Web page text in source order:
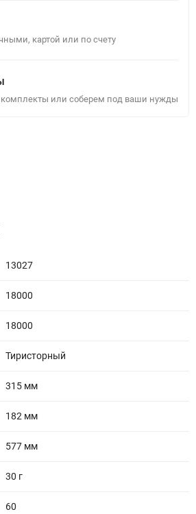
картой или по счету
комплекты или соберем под ваши нужды
13027
18000
18000
Тиристорный
315 мм
182 мм
577 мм
30 г
60